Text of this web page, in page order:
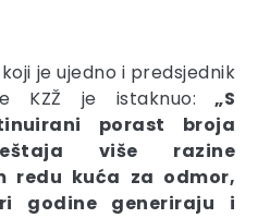
koji je ujedno i predsjednik
KZŽ je istaknuo: „S
porast broja
više razine
redu kuća za odmor,
godine generiraju i